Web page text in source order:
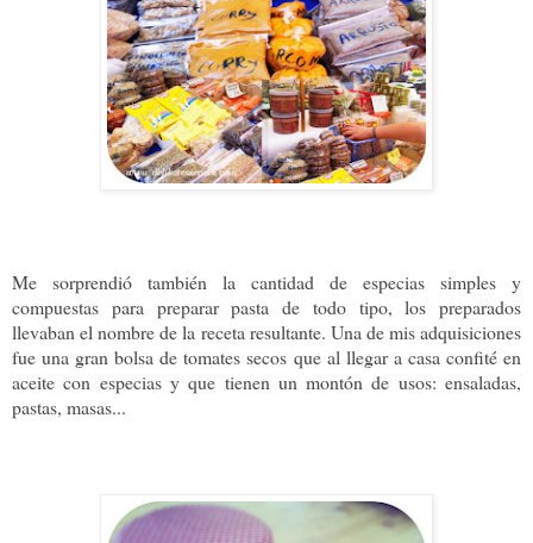
Me sorprendió también la cantidad de especias simples y
compuestas para preparar pasta de todo tipo, los preparados
llevaban el nombre de la receta resultante. Una de mis adquisiciones
fue una gran bolsa de tomates secos que al llegar a casa confité en
aceite con especias y que tienen un montón de usos: ensaladas,
pastas, masas...